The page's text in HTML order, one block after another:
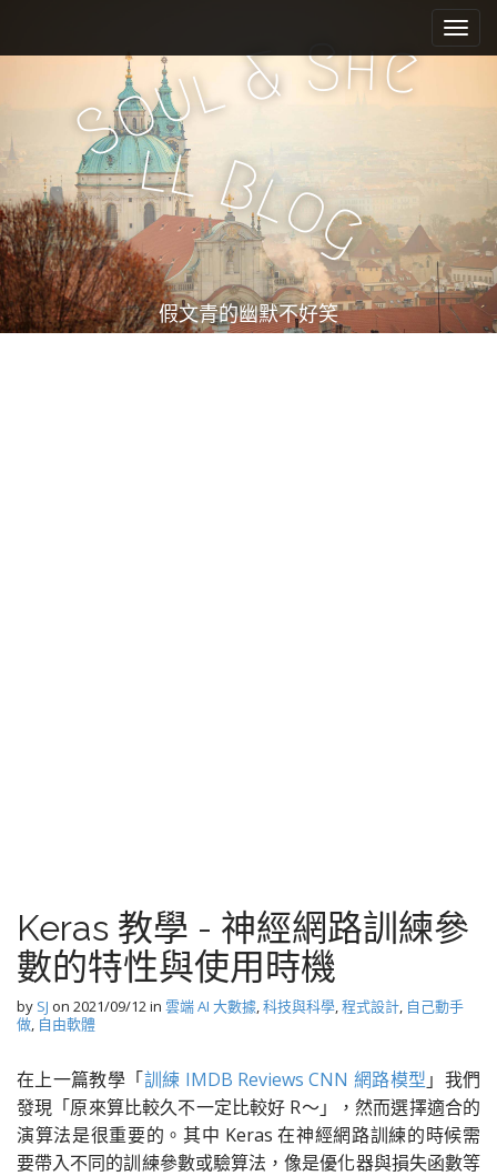
e
n
u
i
c
n
t
e
n
t
S
oul&She
ll Blog
假文青的幽默不好笑
Keras 教學 - 神經網路訓練參
數的特性與使用時機
by SJ on 2021/09/12in 雲端 AI 大數據,科技與科學,程式設計, 自己動手
做, 自由軟體
在上一篇教學「訓練 IMDB Reviews CNN 網路模型 」我們
發現「原來算比較久不一定比較好 R～」，然而選擇適合的
演算法是很重要的。其中 Keras 在神經網路訓練的時候需
要帶入不同的訓練參數或驗算法，像是優化器與損失函數等